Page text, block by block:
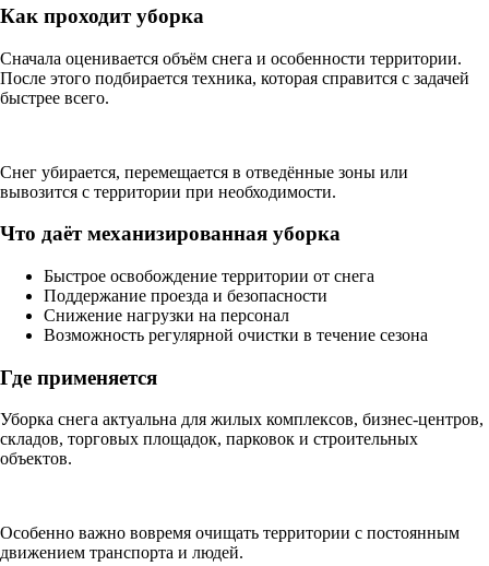
Как проходит уборка
Сначала оценивается объём снега и особенности территории.
После этого подбирается техника, которая справится с задачей
быстрее всего.
Снег убирается, перемещается в отведённые зоны или
вывозится с территории при необходимости.
Что даёт механизированная уборка
Быстрое освобождение территории от снега
Поддержание проезда и безопасности
Снижение нагрузки на персонал
Возможность регулярной очистки в течение сезона
Где применяется
Уборка снега актуальна для жилых комплексов, бизнес-центров,
складов, торговых площадок, парковок и строительных
объектов.
Особенно важно вовремя очищать территории с постоянным
движением транспорта и людей.